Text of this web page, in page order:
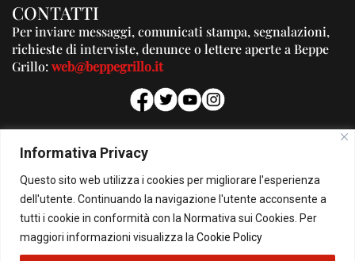
Informativa Privacy
Questo sito web utilizza i cookies per migliorare l'esperienza
dell'utente. Continuando la navigazione l'utente acconsente a
tutti i cookie in conformità con la Normativa sui Cookies. Per
maggiori informazioni visualizza la Cookie Policy
CONTATTI
Per inviare messaggi, comunicati stampa, segnalazioni,
richieste di interviste, denunce o lettere aperte a Beppe
Grillo:web@beppegrillo.it
PUBBLICITA'
Per la tua pubblicità su questo Blog:
pubblicita@beppegrillo.it